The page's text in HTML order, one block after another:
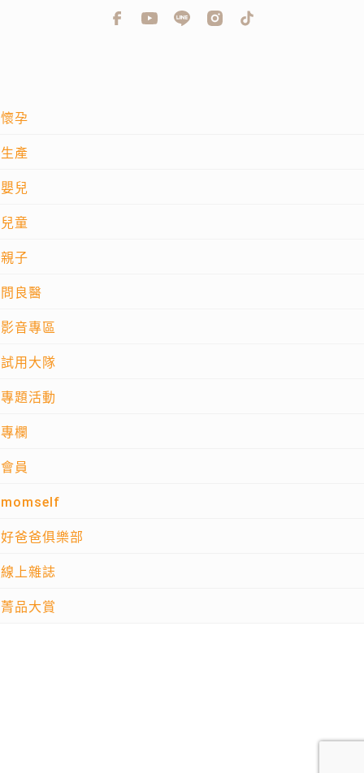
懷孕
生產
嬰兒
兒童
親子
問良醫
影音專區
試用大隊
專題活動
專欄
會員
momself
好爸爸俱樂部
線上雜誌
菁品大賞